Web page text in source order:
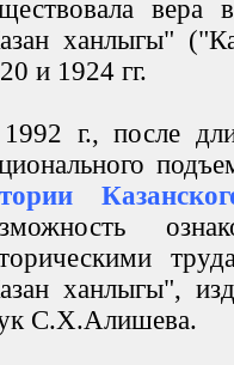
вера
ханлыгы"
и 1924 гг.
г., после
ханлыгы",
С.Х.Алишева.